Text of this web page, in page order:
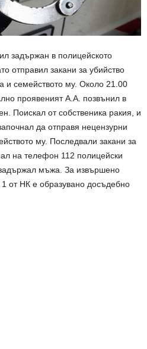
задържан в полицейското
отправил закани за убийство
и семейството му. Около 21.00
проявеният А.А. позвънил в
Поискал от собственика ракия, и
да отправя нецензурни
му. Последвали закани за
на телефон 112 полицейски
мъжа. За извършено
от НК е образувано досъдебно